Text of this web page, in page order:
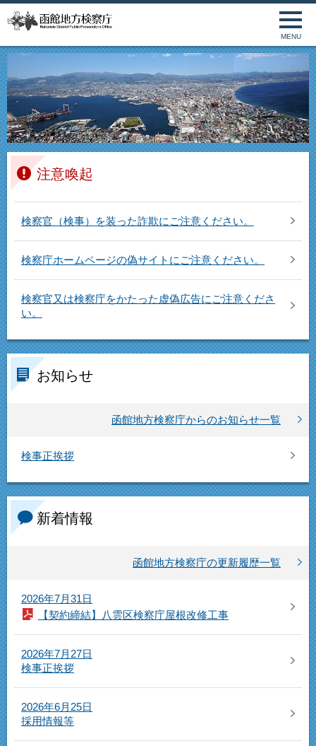
MENU
注意喚起
検察官（検事）を装った詐欺にご注意ください。
検察庁ホームページの偽サイトにご注意ください。
検察官又は検察庁をかたった虚偽広告にご注意くださ
い。
函館地方検察庁からのお知らせ一覧
お知らせ
検事正挨拶
函館地方検察庁の更新履歴一覧
新着情報
2026年7月31日
【契約締結】八雲区検察庁屋根改修工事
2026年7月27日
検事正挨拶
2026年6月25日
採用情報等